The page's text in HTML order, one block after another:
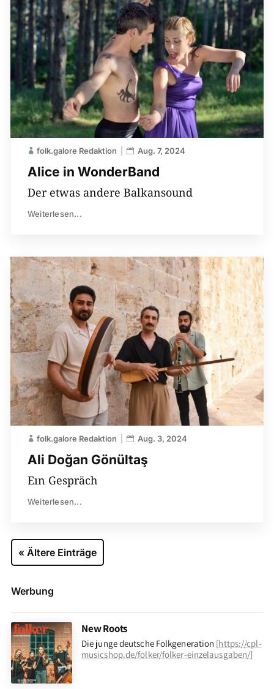
Alice in WonderBand
folk.galore Redaktion Aug. 7, 2024
Der etwas andere Balkansound
Weiterlesen...
Ali Doğan Gönültaş
folk.galore Redaktion Aug. 3, 2024
Eın Gespräch
Weiterlesen...
« Ältere Einträge
Werbung
New Roots
Die junge deutsche Folkgeneration [https://cpl-
musicshop.de/folker/folker-einzelausgaben/]